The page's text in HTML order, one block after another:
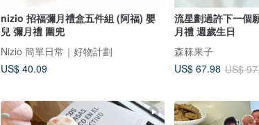
nizio 招福彌月禮盒五件組 (阿福) 嬰
兒 彌月禮 圍兜
Nizio 簡單日常｜好物計劃
US$ 40.09
流星劃過許下一個
月禮 週歲生日
森箖果子
US$ 67.98 US$